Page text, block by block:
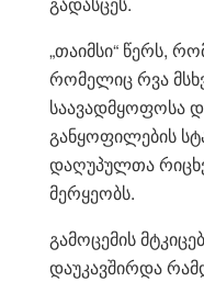
„თაიმსი“ წერს,
რომელიც რვა
საავადმყოფოსა
განყოფილების
დაღუპულთა
მერყეობს.
გამოცემის
დაუკავშირდა